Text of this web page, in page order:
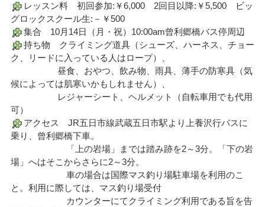
レッスン料 初回参加:￥6,000 2回目以降:￥5,500 ビッ
グロックスクール生:－￥500
集合 10月14日（月・祝）10:00am曾利郷橋バス停周辺
持ち物 クライミング道具（シューズ、ハーネス、チョー
ク、リードに入っている人はロープ）、
昼食、おやつ、飲み物、雨具、薄手の防寒具（気
候によっては肌寒いかもしれません）、
レジャーシート、ヘルメット（自転車用でも代用
可）
アクセス JR五日市線武蔵五日市駅より上養沢行バスに
乗り、曾利郷橋下車。
「上の岩場」までは踏み跡を2～3分。「下の岩
場」へはそこからさらに2～3分。
車の場合は国際マス釣り場駐車場を利用のこ
と。利用に際しては、マス釣り場受付
カウンターにてクライミング利用である旨を告